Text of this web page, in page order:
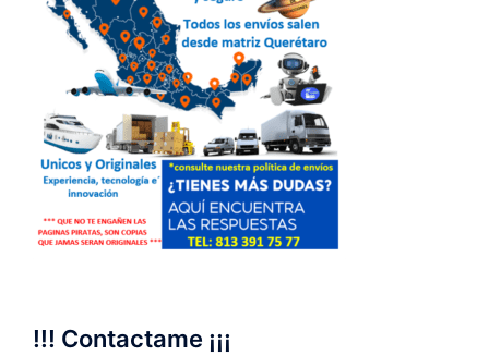
!!! Contactame ¡¡¡